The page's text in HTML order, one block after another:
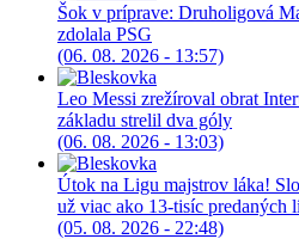
Šok v príprave: Druholigová
zdolala PSG
(06. 08. 2026 - 13:57)
Leo Messi zrežíroval obrat
základu strelil dva góly
(06. 08. 2026 - 13:03)
Útok na Ligu majstrov láka!
už viac ako 13-tisíc predaných
(05. 08. 2026 - 22:48)